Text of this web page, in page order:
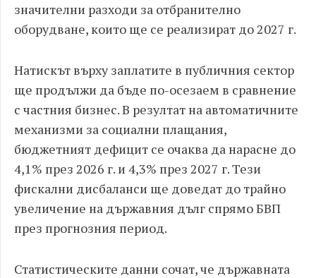
значителни разходи за отбранително
оборудване, които ще се реализират до 2027 г.
Натискът върху заплатите в публичния сектор
ще продължи да бъде по-осезаем в сравнение
с частния бизнес. В резултат на автоматичните
механизми за социални плащания,
бюджетният дефицит се очаква да нарасне до
4,1% през 2026 г. и 4,3% през 2027 г. Тези
фискални дисбаланси ще доведат до трайно
увеличение на държавния дълг спрямо БВП
през прогнозния период.
Статистическите данни сочат, че държавната